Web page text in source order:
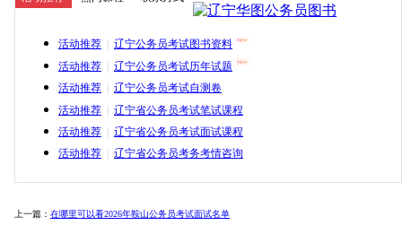
活动推荐 辽宁公务员考试图书资料
活动推荐 辽宁公务员考试历年试题
活动推荐 辽宁公务员考试自测卷
活动推荐 辽宁省公务员考试笔试课程
活动推荐 辽宁省公务员考试面试课程
活动推荐 辽宁省公务员考务考情咨询
上一篇： 在哪里可以看2026年鞍山公务员考试面试名单